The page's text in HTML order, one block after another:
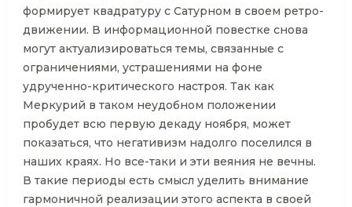
формирует квадратуру с Сатурном в своем ретро-
движении. В информационной повестке снова
могут актуализироваться темы, связанные с
ограничениями, устрашениями на фоне
удрученно-критического настроя. Так как
Меркурий в таком неудобном положении
пробудет всю первую декаду ноября, может
показаться, что негативизм надолго поселился в
наших краях. Но все-таки и эти веяния не вечны.
В такие периоды есть смысл уделить внимание
гармоничной реализации этого аспекта в своей